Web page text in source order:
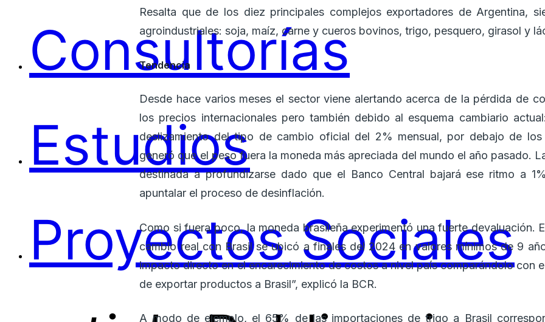
Consultorías
Estudios
Proyectos Sociales
Resalta que de los diez principales complejos exportadores de Argentina,
agroindustriales: soja, maíz, carne y cueros bovinos, trigo, pesquero, girasol y
Tendencia
Desde hace varios meses el sector viene alertando acerca de la pérdida de
los precios internacionales pero también debido al esquema cambiario
deslizamiento del tipo de cambio oficial del 2% mensual, por debajo de
generó que el peso fuera la moneda más apreciada del mundo el año pasado.
destinada a profundizarse dado que el Banco Central bajará ese ritmo a
apuntalar el proceso de desinflación.
Como si fuera poco, la moneda brasileña experimentó una fuerte devaluación.
cambio real con Brasil se ubicó a finales del 2024 en valores mínimos de 9
impacto directo en el encarecimiento de costos a nivel país comparándolo con
de exportar productos a Brasil”, explicó la BCR.
A modo de ejemplo, el 65% de las importaciones de trigo a Brasil